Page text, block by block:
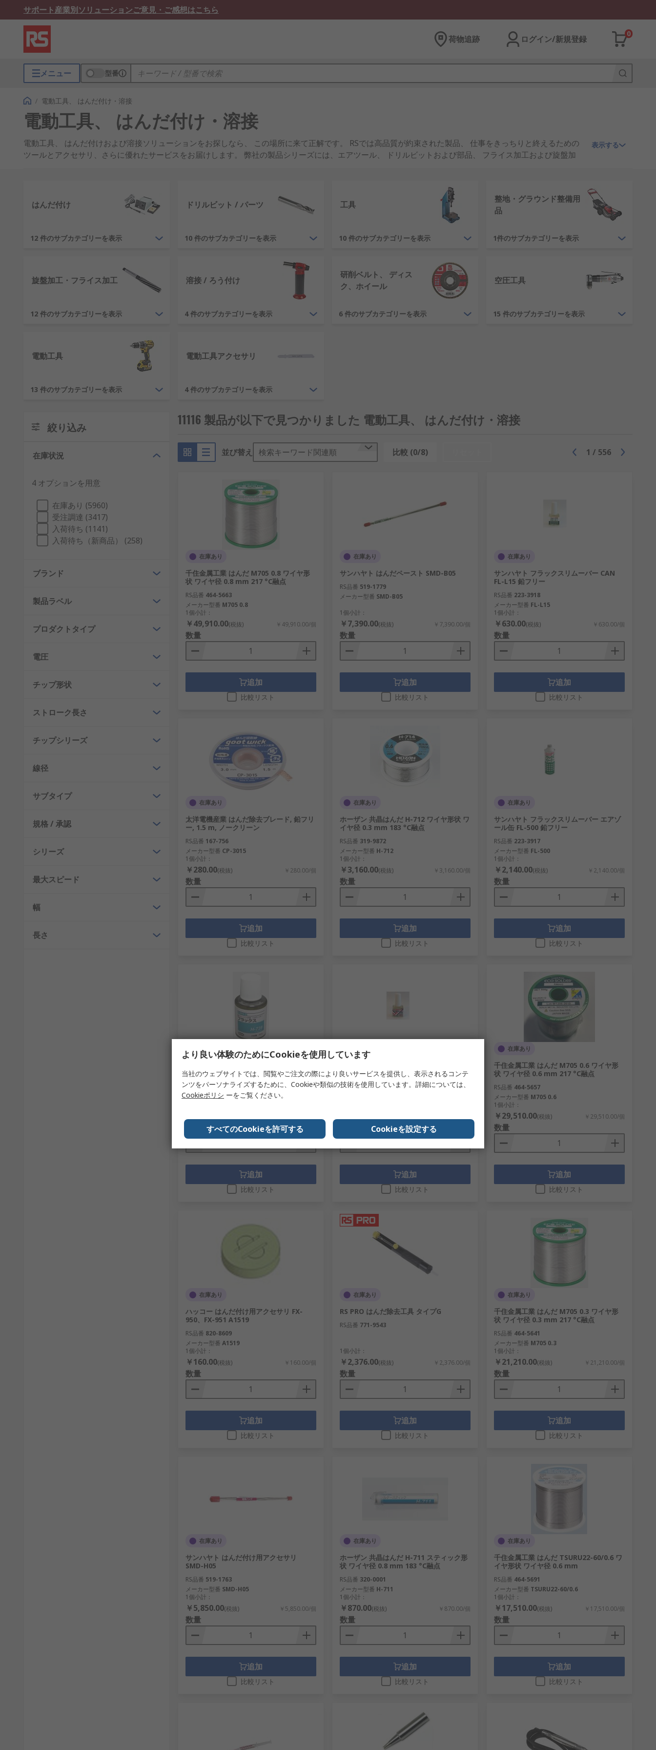
サポート産業別ソリューションご意見・ご感想はこちら
荷物追跡 ログイン/新規登録
0
メニュー 型番
/ 電動工具、 はんだ付け・溶接
電動工具、 はんだ付け・溶接
電動工具、 はんだ付けおよび溶接ソリューションをお探しなら、 この場所に来て正解です。 RSでは高品質が約束された製品、 仕事をきっちりと終えるための
ツールとアクセサリ、さらに優れたサービスをお届けします。 弊社の製品シリーズには、エアツール、 ドリルビットおよび部品、 フライス加工および旋盤加
お客さまがエンジニア、 電気技術者、 大工、 配管工または左官でいらっしゃるなら、 RSにはソリューションがあります。
弊社が提供するツールは次の主要メーカーから供給されています：DeWALT、 マキタ 、 Bosch 、 Stanley 、 Wera 、 Bahco 、 RS Pro、他多数 ...
h3RSでの工具購入をお勧めする理由/h3
顧客満足度をビジネスの最前線に置く 弊社は、1936 年に設立され、お客様に工具を提供する際に比類のない専門知識を持っています。弊社は世界中のエンジニ
アの皆様をサポートし、 160 か国以上でツールをお客様に販売しています。 弊社の製品の品質と優れたカスタマーサービスはお客様の信頼を得ています。
表示する
はんだ付け
12 件のサブカテゴリーを表示
ドリルビット / パーツ
10 件のサブカテゴリーを表示
工具
10 件のサブカテゴリーを表示
整地・グラウンド整備用
品
1件のサブカテゴリーを表示
旋盤加工・フライス加工
12 件のサブカテゴリーを表示
溶接 / ろう付け
4 件のサブカテゴリーを表示
研削ベルト、 ディス
ク、ホイール
6 件のサブカテゴリーを表示
空圧工具
15 件のサブカテゴリーを表示
電動工具
13 件のサブカテゴリーを表示
電動工具アクセサリ
4 件のサブカテゴリーを表示
絞り込み
在庫状況
4 オプションを用意
在庫あり (5960)
受注調達 (3417)
入荷待ち (1141)
入荷待ち（新商品） (258)
ブランド
製品ラベル
プロダクトタイプ
電圧
チップ形状
ストローク長さ
チップシリーズ
線径
サブタイプ
規格 / 承認
シリーズ
最大スピード
幅
長さ
11116 製品が以下で見つかりました 電動工具、 はんだ付け・溶接
並び替え 検索キーワード関連順 比較 (0/8) 1 / 556
在庫あり
千住金属工業 はんだ M705 0.8 ワイヤ形
状 ワイヤ径 0.8 mm 217 °C融点
RS品番 464-5663
メーカー型番 M705 0.8
1個小計：
￥49,910.00(税抜) ￥49,910.00/個
数量
追加
比較リスト
在庫あり
サンハヤト はんだペースト SMD-B05
RS品番 519-1779
メーカー型番 SMD-B05
1個小計：
￥7,390.00(税抜) ￥7,390.00/個
数量
追加
比較リスト
在庫あり
サンハヤト フラックスリムーバー CAN
FL-L15 鉛フリー
RS品番 223-3918
メーカー型番 FL-L15
1個小計：
￥630.00(税抜) ￥630.00/個
数量
追加
比較リスト
在庫あり
太洋電機産業 はんだ除去ブレード, 鉛フリ
ー, 1.5 m, ノークリーン
RS品番 167-756
メーカー型番 CP-3015
1個小計：
￥280.00(税抜) ￥280.00/個
数量
追加
比較リスト
在庫あり
ホーザン 共晶はんだ H-712 ワイヤ形状 ワ
イヤ径 0.3 mm 183 °C融点
RS品番 319-9872
メーカー型番 H-712
1個小計：
￥3,160.00(税抜) ￥3,160.00/個
数量
追加
比較リスト
在庫あり
サンハヤト フラックスリムーバー エアゾ
ール缶 FL-500 鉛フリー
RS品番 223-3917
メーカー型番 FL-500
1個小計：
￥2,140.00(税抜) ￥2,140.00/個
数量
追加
比較リスト
在庫あり
ー ボトル
RS品番 401-8213
メーカー型番H-722
追加
比較リスト
在庫あり
g 鉛フリー ボトル
RS品番223-3924
追加
比較リスト
在庫あり
千住金属工業 はんだ M705 0.6 ワイヤ形
状 ワイヤ径 0.6 mm 217 °C融点
RS品番 464-5657
メーカー型番 M705 0.6
1個小計：
￥29,510.00(税抜) ￥29,510.00/個
数量
追加
比較リスト
在庫あり
ハッコー はんだ付け用アクセサリ FX-
950、FX-951 A1519
RS品番 820-8609
メーカー型番 A1519
1個小計：
￥160.00(税抜) ￥160.00/個
数量
追加
比較リスト
在庫あり
RS PRO はんだ除去工具 タイプG
RS品番 771-9543
1個小計：
￥2,376.00(税抜) ￥2,376.00/個
数量
追加
比較リスト
在庫あり
千住金属工業 はんだ M705 0.3 ワイヤ形
状 ワイヤ径 0.3 mm 217 °C融点
RS品番 464-5641
メーカー型番 M705 0.3
1個小計：
￥21,210.00(税抜) ￥21,210.00/個
数量
追加
比較リスト
在庫あり
サンハヤト はんだ付け用アクセサリ
SMD-H05
RS品番 519-1763
メーカー型番 SMD-H05
1個小計：
￥5,850.00(税抜) ￥5,850.00/個
数量
追加
比較リスト
在庫あり
ホーザン 共晶はんだ H-711 スティック形
状 ワイヤ径 0.8 mm 183 °C融点
RS品番 320-0001
メーカー型番 H-711
1個小計：
￥870.00(税抜) ￥870.00/個
数量
追加
比較リスト
在庫あり
千住金属工業 はんだ TSURU22-60/0.6 ワ
イヤ形状 ワイヤ径 0.6 mm
RS品番 464-5691
メーカー型番 TSURU22-60/0.6
1個小計：
￥17,510.00(税抜) ￥17,510.00/個
数量
追加
比較リスト
より良い体験のためにCookieを使用しています
当社のウェブサイトでは、閲覧やご注文の際により良いサービスを提供し、表示されるコンテ
ンツをパーソナライズするために、Cookieや類似の技術を使用しています。詳細については、
Cookieポリシ ーをご覧ください。
すべてのCookieを許可する Cookieを設定する